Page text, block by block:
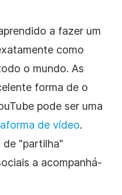
a fazer um
como
o mundo. As
forma de o
pode ser uma
de vídeo.
de "partilha"
a acompanhá-